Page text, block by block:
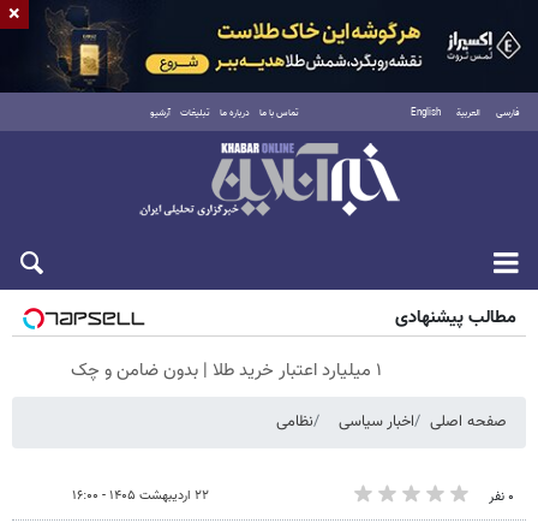
فارسی العربية English تماس با ما درباره ما تبلیغات آرشیو
جمعه ۱۶ مرداد ۱۴۰۵
مطالب پیشنهادی
۱ میلیارد اعتبار خرید طلا | بدون ضامن و چک
صفحه اصلی اخبار سیاسی نظامی
۰ نفر ۲۲ اردیبهشت ۱۴۰۵ - ۱۶:۰۰
×